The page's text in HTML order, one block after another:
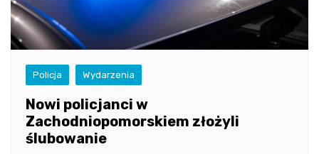
Policja Wydarzenia
Nowi policjanci w
Zachodniopomorskiem złożyli
ślubowanie